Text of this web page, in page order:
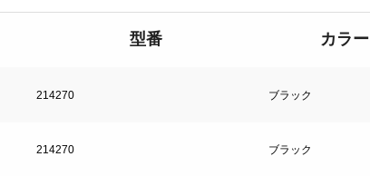
型番 カラー
214270 ブラック
214270 ブラック